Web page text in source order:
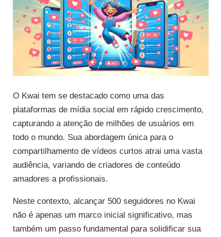
O Kwai tem se destacado como uma das
plataformas de mídia social em rápido crescimento,
capturando a atenção de milhões de usuários em
todo o mundo. Sua abordagem única para o
compartilhamento de vídeos curtos atrai uma vasta
audiência, variando de criadores de conteúdo
amadores a profissionais.
Neste contexto, alcançar 500 seguidores no Kwai
não é apenas um marco inicial significativo, mas
também um passo fundamental para solidificar sua